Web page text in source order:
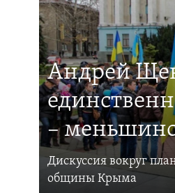
Андрей
–
Дискуссия вокруг
общины Крыма